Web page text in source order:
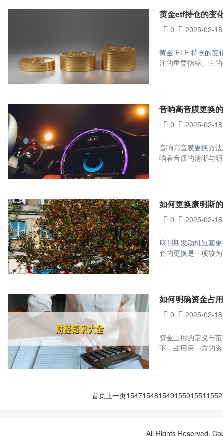
黄金etf持仓的变
0 2025-02-
黄金 ETF 持仓的变
注的重要指标。它
音响高音膜更换
0 2025-02-
音响高音膜更换方
响着音质的清晰与
如何更换康明斯
0 2025-02-
康明斯发动机缸套
套的更换是一项较
如何明确资金占
0 2025-02-
资金占用的定义与
下，占用另一方的
首页 上一页15471548154915501551 1552
All Rights Reserved,